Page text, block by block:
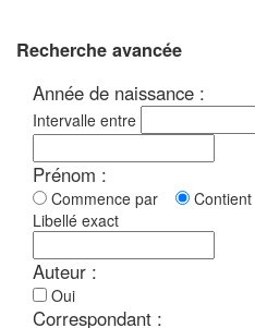
Recherche avancée
Année de naissance :
Intervalle entre
Prénom :
Commence par Contient
Libellé exact
Auteur :
Oui
Correspondant :